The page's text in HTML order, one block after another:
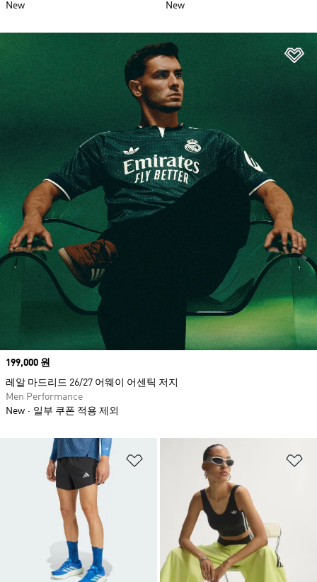
New
New
위시리스트 담기
Price
199,000 원
레알 마드리드 26/27 어웨이 어센틱 저지
Men Performance
New
일부 쿠폰 적용 제외